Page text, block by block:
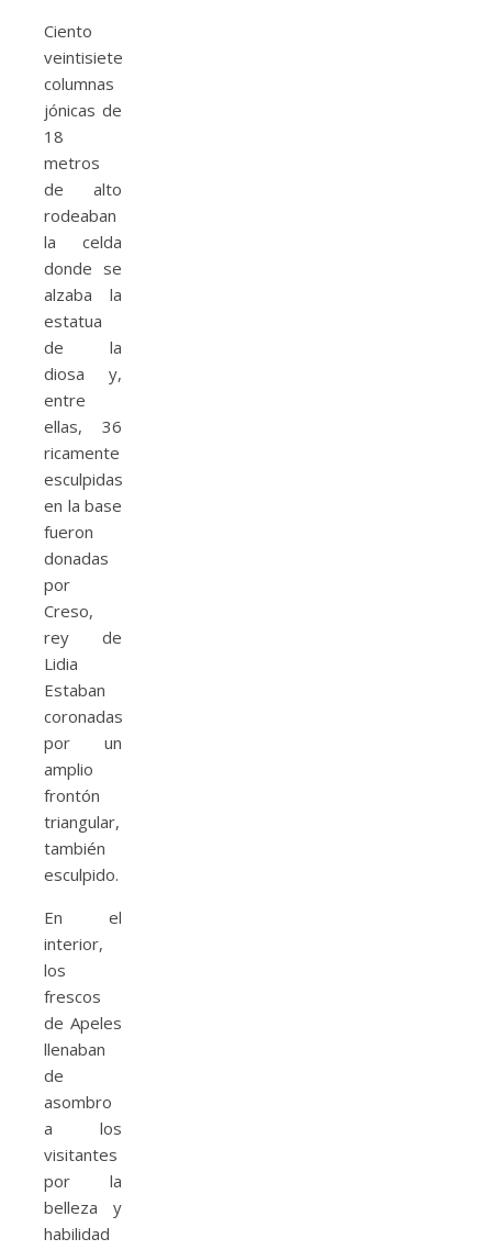
Ciento
veintisiete
columnas
jónicas de
18
metros
de alto
rodeaban
la celda
donde se
alzaba la
estatua
de la
diosa y,
entre
ellas, 36
ricamente
esculpidas
en la base
fueron
donadas
por
Creso,
rey de
Lidia
Estaban
coronadas
por un
amplio
frontón
triangular,
también
esculpido.
En el
interior,
los
frescos
de Apeles
llenaban
de
asombro
a los
visitantes
por la
belleza y
habilidad